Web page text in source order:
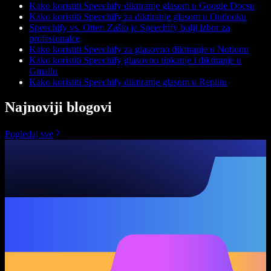
Kako koristiti Speechify diktiranje glasom u Google Docsu
Kako koristiti Speechify za diktiranje glasom u Outlooku
Speechify vs. Otter: Zašto je Speechify bolji izbor za
profesionalce
Kako koristiti Speechify za glasovno diktiranje u Notionu
Kako koristiti Speechify glasovno tipkanje i diktiranje u
Gmailu
Kako koristiti Speechify diktiranje glasom u Replitu
Najnoviji blogovi
Pogledaj sve